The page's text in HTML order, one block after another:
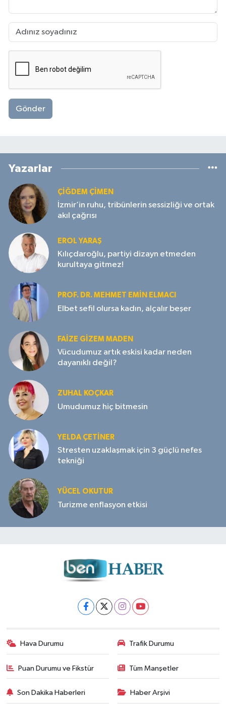
Gönder
Yazarlar
ÇIĞDEM ÇIMEN
İzmir’in ruhu, tribünlerin sessizliği ve ortak
akıl çağrısı
EROL YARAŞ
Kılıçdaroğlu, partiyi dizayn etmeden
kurultaya gitmez!
PROF. DR. MEHMET EMIN ELMACI
Elbet sefil olursa kadın, alçalır beşer
FAIZE GIZEM MADEN
Vücudumuz artık eskisi kadar neden
dayanıklı değil?
ZUHAL KOÇKAR
Umudumuz hiç bitmesin
YELDA ÇETİNER
Stresten uzaklaşmak için 3 güçlü nefes
tekniği
YÜCEL OKUTUR
Turizme enflasyon etkisi
Hava Durumu Trafik Durumu
Puan Durumu ve Fikstür Tüm Manşetler
Son Dakika Haberleri Haber Arşivi